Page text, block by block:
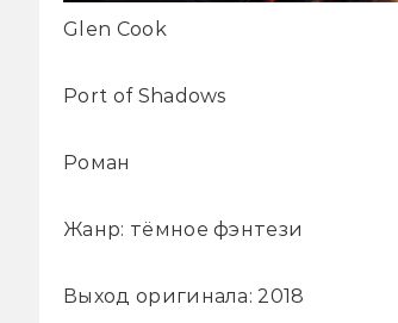
Glen Cook
Port of Shadows
Роман
Жанр: тёмное фэнтези
Выход оригинала: 2018